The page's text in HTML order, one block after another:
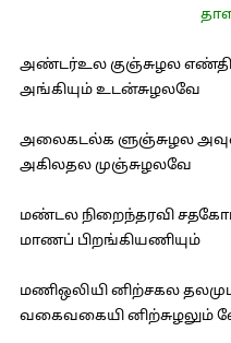
அண்டர்உல குஞ்சுழல
அங்கியும் உடன்சுழலவே
அலைகடல்க ளுஞ்சுழல
அகிலதல முஞ்சுழலவே
மண்டல நிறைந்தரவி சதகோடி
மாணப் பிறங்கியணியும்
மணிஒலியி னிற்சகல
வகைவகையி னிற்சுழலும்